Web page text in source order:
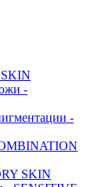
-
-
SKIN